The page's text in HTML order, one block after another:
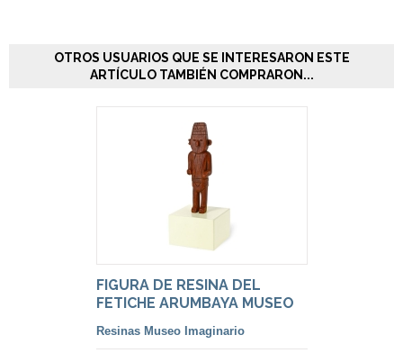
OTROS USUARIOS QUE SE INTERESARON ESTE
ARTÍCULO TAMBIÉN COMPRARON...
FIGURA DE RESINA DEL
FETICHE ARUMBAYA MUSEO
Resinas Museo Imaginario